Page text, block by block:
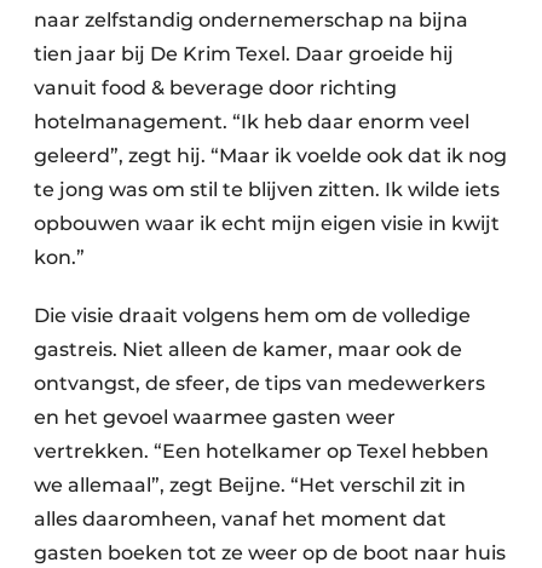
naar zelfstandig ondernemerschap na bijna
tien jaar bij De Krim Texel. Daar groeide hij
vanuit food & beverage door richting
hotelmanagement. “Ik heb daar enorm veel
geleerd”, zegt hij. “Maar ik voelde ook dat ik nog
te jong was om stil te blijven zitten. Ik wilde iets
opbouwen waar ik echt mijn eigen visie in kwijt
kon.”
Die visie draait volgens hem om de volledige
gastreis. Niet alleen de kamer, maar ook de
ontvangst, de sfeer, de tips van medewerkers
en het gevoel waarmee gasten weer
vertrekken. “Een hotelkamer op Texel hebben
we allemaal”, zegt Beijne. “Het verschil zit in
alles daaromheen, vanaf het moment dat
gasten boeken tot ze weer op de boot naar huis